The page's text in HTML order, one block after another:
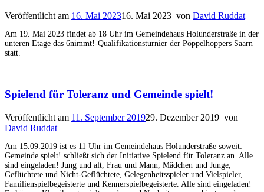
Veröffentlicht am 16. Mai 202316. Mai 2023 von David Ruddat
Am 19. Mai 2023 findet ab 18 Uhr im Gemeindehaus Holunderstraße in der
unteren Etage das 6nimmt!-Qualifikationsturnier der Pöppelhoppers Saarn
statt.
Spielend für Toleranz und Gemeinde spielt!
Veröffentlicht am 11. September 201929. Dezember 2019 von
David Ruddat
Am 15.09.2019 ist es 11 Uhr im Gemeindehaus Holunderstraße soweit:
Gemeinde spielt! schließt sich der Initiative Spielend für Toleranz an. Alle
sind eingeladen! Jung und alt, Frau und Mann, Mädchen und Junge,
Geflüchtete und Nicht-Geflüchtete, Gelegenheitsspieler und Vielspieler,
Familienspielbegeisterte und Kennerspielbegeisterte. Alle sind eingeladen!